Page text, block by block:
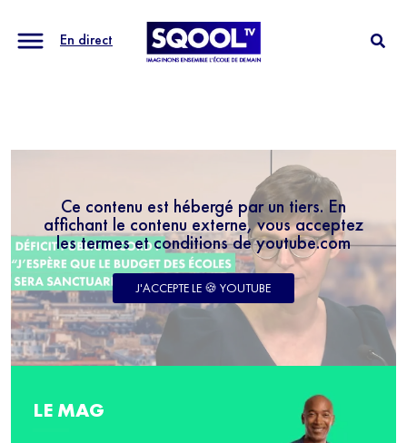
En direct
Ce contenu est hébergé par un tiers. En
affichant le contenu externe, vous acceptez
les termes et conditions de youtube.com
J'ACCEPTE LE 🍪 YOUTUBE
LE MAG